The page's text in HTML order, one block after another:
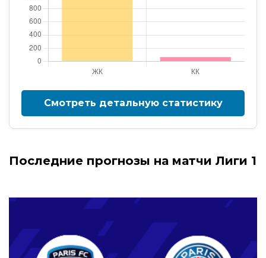
Смотреть детальную статистику
Последние прогнозы на матчи Лиги 1